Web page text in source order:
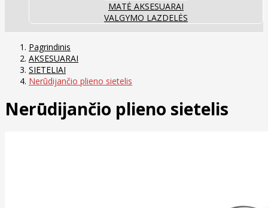
MATĖ AKSESUARAI
VALGYMO LAZDELĖS
Pagrindinis
AKSESUARAI
SIETELIAI
Nerūdijančio plieno sietelis
Nerūdijančio plieno sietelis